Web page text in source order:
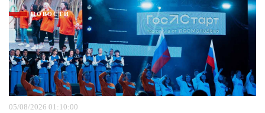
НОВОСТИ
05/08/2026 01:10:00